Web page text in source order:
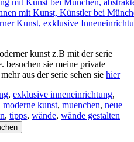
kunst z.B mit der serie
besuchen sie meine private
aus der serie sehen sie hier
, exklusive inneneinrichtung,
moderne kunst, muenchen, neue
, tipps, wände, wände gestalten